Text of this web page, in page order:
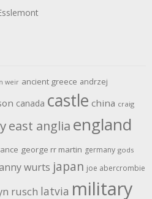
weir ancient greece andrzej
canada castle china craig
east anglia england
george rr martin germany gods
wurts japan joe abercrombie
rusch latvia military